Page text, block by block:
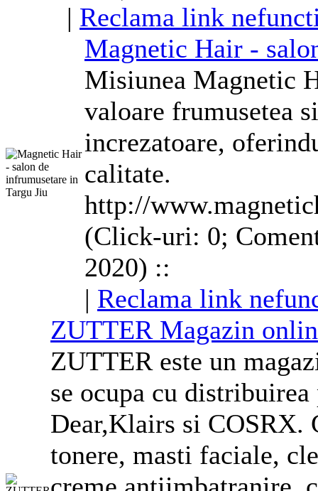
| Reclama link
Magnetic Hair -
Misiunea Magnetic
valoare frumusetea
increzatoare,
calitate.
http://
(Click-uri: 0;
2020) ::
| Reclama link
ZUTTER Magazin
ZUTTER este un
se ocupa cu
Dear,Klairs si COSRX.
tonere, masti faciale,